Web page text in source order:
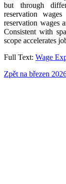
but through
reservation
reservation wages
Consistent with
scope accelerates
Full Text: Wage
Zpět na březen